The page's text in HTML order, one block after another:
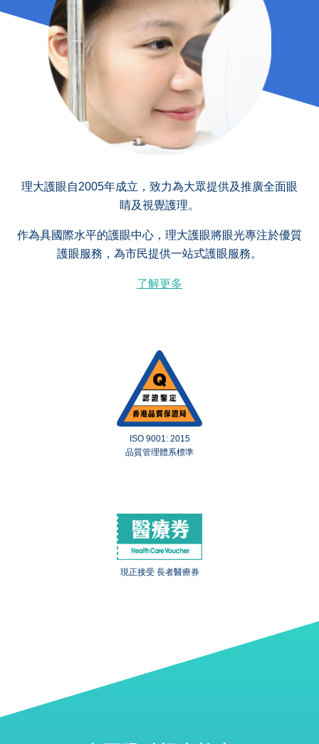
理大護眼自2005年成立，致力為大眾提供及推廣全面眼
睛及視覺護理。
作為具國際水平的護眼中心，理大護眼將眼光專注於優質
護眼服務，為市民提供一站式護眼服務。
了解更多
ISO 9001: 2015
品質管理體系標準
現正接受 長者醫療券